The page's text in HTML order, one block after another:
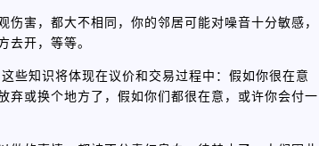
害，都大不相同，你的邻居可能对噪音十分敏感，
开，等等。
些知识将体现在议价和交易过程中：假如你很在意
或换个地方了，假如你们都很在意，或许你会付一